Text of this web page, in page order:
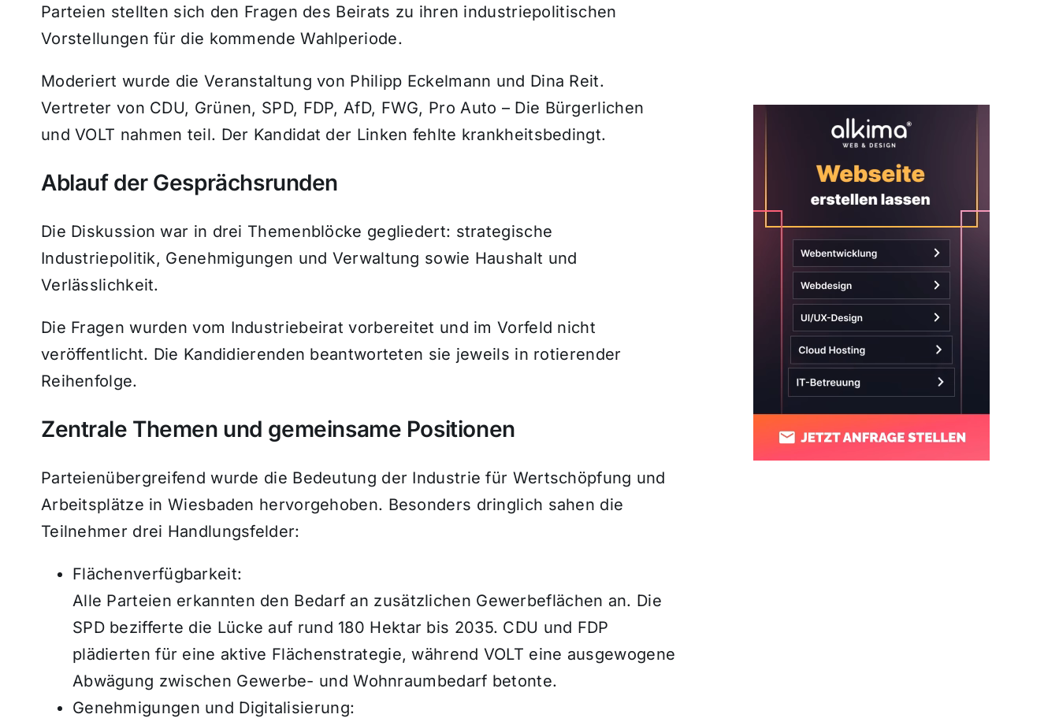
Parteien stellten sich den Fragen des Beirats zu ihren industriepolitischen
Vorstellungen für die kommende Wahlperiode.
Moderiert wurde die Veranstaltung von Philipp Eckelmann und Dina Reit.
Vertreter von CDU, Grünen, SPD, FDP, AfD, FWG, Pro Auto – Die Bürgerlichen
und VOLT nahmen teil. Der Kandidat der Linken fehlte krankheitsbedingt.
Ablauf der Gesprächsrunden
Die Diskussion war in drei Themenblöcke gegliedert: strategische
Industriepolitik, Genehmigungen und Verwaltung sowie Haushalt und
Verlässlichkeit.
Die Fragen wurden vom Industriebeirat vorbereitet und im Vorfeld nicht
veröffentlicht. Die Kandidierenden beantworteten sie jeweils in rotierender
Reihenfolge.
Zentrale Themen und gemeinsame Positionen
Parteienübergreifend wurde die Bedeutung der Industrie für Wertschöpfung und
Arbeitsplätze in Wiesbaden hervorgehoben. Besonders dringlich sahen die
Teilnehmer drei Handlungsfelder:
Flächenverfügbarkeit:
Alle Parteien erkannten den Bedarf an zusätzlichen Gewerbeflächen an. Die
SPD bezifferte die Lücke auf rund 180 Hektar bis 2035. CDU und FDP
plädierten für eine aktive Flächenstrategie, während VOLT eine ausgewogene
Abwägung zwischen Gewerbe- und Wohnraumbedarf betonte.
Genehmigungen und Digitalisierung: